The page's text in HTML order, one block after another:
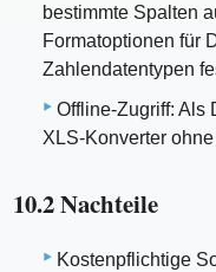
bestimmte Spalten
Formatoptionen für
Zahlendatentypen
Offline-Zugriff: Als
XLS-Konverter
10.2 Nachteile
Kostenpflichtige